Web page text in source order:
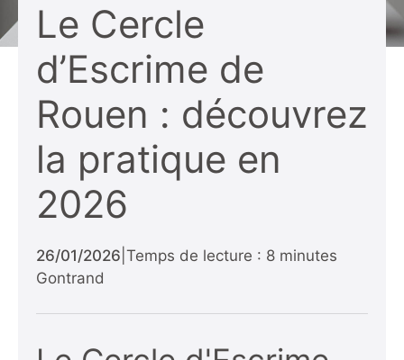
Le Cercle
d’Escrime de
Rouen : découvrez
la pratique en
2026
26/01/2026 Temps de lecture : 8 minutes
Gontrand